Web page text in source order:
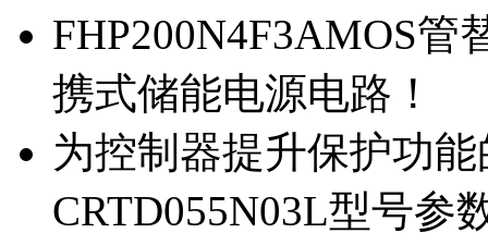
FHP200N4F3AMOS管
携式储能电源电路！
为控制器提升保护功
CRTD055N03L型号参